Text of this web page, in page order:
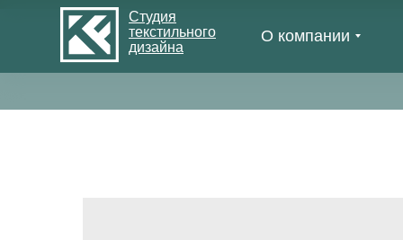
Студия
текстильного
дизайна
О компании